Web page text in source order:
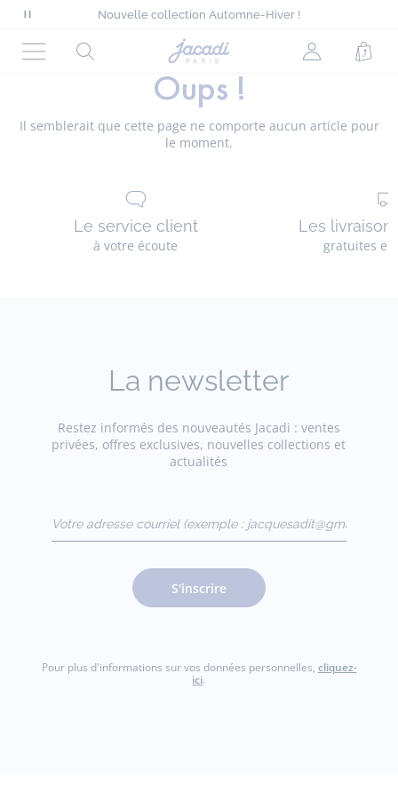
Mettre
en
pause
des
Nouvelle collection Automne-Hiver !
Livraison offerte à domicile dès 90€*
Tout à -50% sur l'été*
Rechercher
Page
d'accueil
Jacadi
Mon
connecté)
Oups !
Il semblerait que cette page ne comporte aucun article pour
le moment.
Le service client
à votre écoute
Les
gratuites
La newsletter
Restez informés des nouveautés Jacadi : ventes
privées, offres exclusives, nouvelles collections et
actualités
(exemple :
jacquesadit@gmail.com)
S'inscrire
Pour plus d'informations sur vos données personnelles, cliquez-
ici.